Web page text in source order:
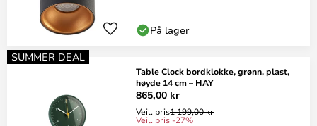
På lager
SUMMER DEAL
Table Clock bordklokke, grønn, plast,
høyde 14 cm – HAY
865,00 kr
Veil. pris1 199,00 kr
Veil. pris -27%